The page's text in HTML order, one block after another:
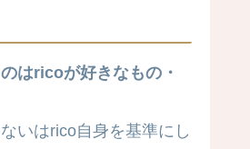
はricoが好きなもの・
いはrico自身を基準にし